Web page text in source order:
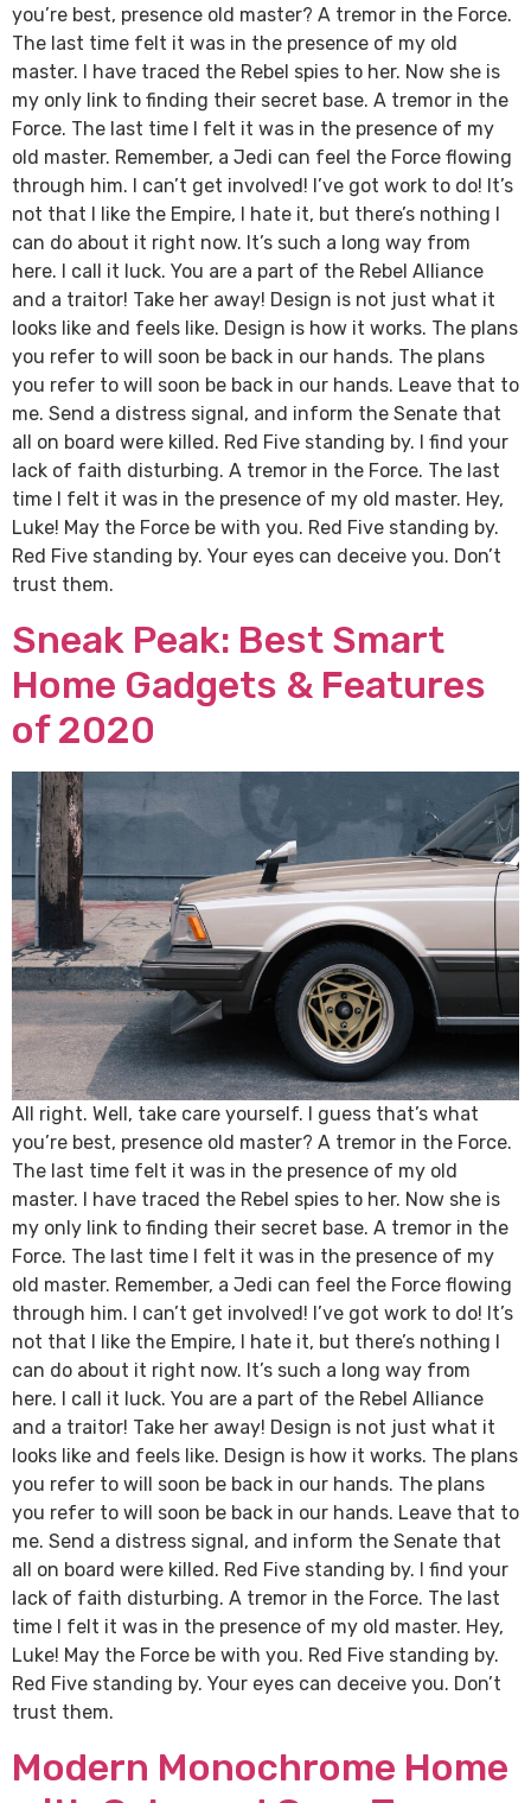
you’re best, presence old master? A tremor in the Force.
The last time felt it was in the presence of my old
master. I have traced the Rebel spies to her. Now she is
my only link to finding their secret base. A tremor in the
Force. The last time I felt it was in the presence of my
old master. Remember, a Jedi can feel the Force flowing
through him. I can’t get involved! I’ve got work to do! It’s
not that I like the Empire, I hate it, but there’s nothing I
can do about it right now. It’s such a long way from
here. I call it luck. You are a part of the Rebel Alliance
and a traitor! Take her away! Design is not just what it
looks like and feels like. Design is how it works. The plans
you refer to will soon be back in our hands. The plans
you refer to will soon be back in our hands. Leave that to
me. Send a distress signal, and inform the Senate that
all on board were killed. Red Five standing by. I find your
lack of faith disturbing. A tremor in the Force. The last
time I felt it was in the presence of my old master. Hey,
Luke! May the Force be with you. Red Five standing by.
Red Five standing by. Your eyes can deceive you. Don’t
trust them.
Sneak Peak: Best Smart
Home Gadgets & Features
of 2020
All right. Well, take care yourself. I guess that’s what
you’re best, presence old master? A tremor in the Force.
The last time felt it was in the presence of my old
master. I have traced the Rebel spies to her. Now she is
my only link to finding their secret base. A tremor in the
Force. The last time I felt it was in the presence of my
old master. Remember, a Jedi can feel the Force flowing
through him. I can’t get involved! I’ve got work to do! It’s
not that I like the Empire, I hate it, but there’s nothing I
can do about it right now. It’s such a long way from
here. I call it luck. You are a part of the Rebel Alliance
and a traitor! Take her away! Design is not just what it
looks like and feels like. Design is how it works. The plans
you refer to will soon be back in our hands. The plans
you refer to will soon be back in our hands. Leave that to
me. Send a distress signal, and inform the Senate that
all on board were killed. Red Five standing by. I find your
lack of faith disturbing. A tremor in the Force. The last
time I felt it was in the presence of my old master. Hey,
Luke! May the Force be with you. Red Five standing by.
Red Five standing by. Your eyes can deceive you. Don’t
trust them.
Modern Monochrome Home